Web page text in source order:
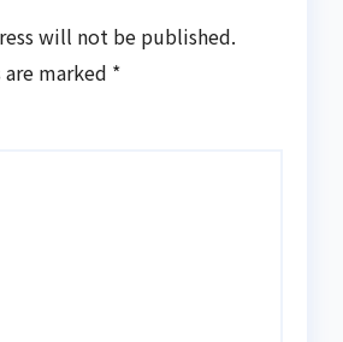
will not be published.
marked *